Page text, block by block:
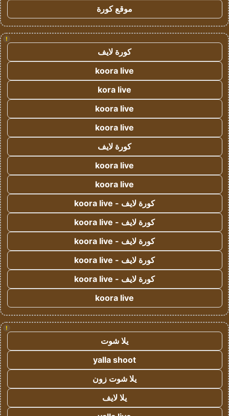
موقع كورة
!
كورة لايف
koora live
kora live
koora live
koora live
كورة لايف
koora live
koora live
كورة لايف - koora live
كورة لايف - koora live
كورة لايف - koora live
كورة لايف - koora live
كورة لايف - koora live
koora live
!
يلا شوت
yalla shoot
يلا شوت زون
يلا لايف